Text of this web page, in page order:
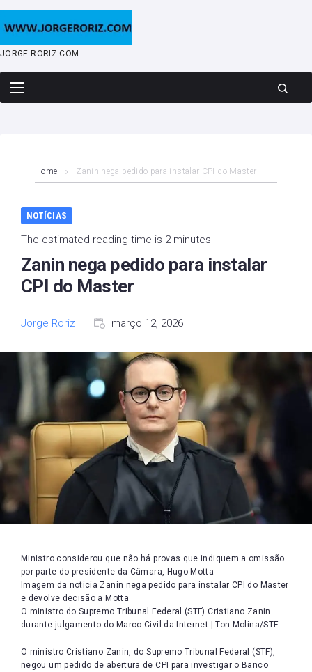
content
JORGE RORIZ.COM
Home Zanin nega pedido para instalar CPI do Master
NOTÍCIAS
The estimated reading time is 2 minutes
Zanin nega pedido para instalar
CPI do Master
Jorge Roriz março 12, 2026
Ministro considerou que não há provas que indiquem a omissão
por parte do presidente da Câmara, Hugo Motta
Imagem da noticia Zanin nega pedido para instalar CPI do Master
e devolve decisão a Motta
O ministro do Supremo Tribunal Federal (STF) Cristiano Zanin
durante julgamento do Marco Civil da Internet | Ton Molina/STF
O ministro Cristiano Zanin, do Supremo Tribunal Federal (STF),
negou um pedido de abertura de CPI para investigar o Banco